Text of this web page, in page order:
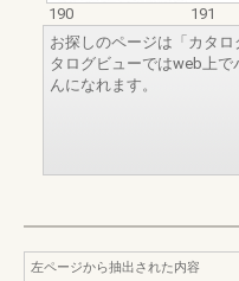
190
191
お探しのページは「カタ
タログビューではweb上
んになれます。
左ページから抽出された内容